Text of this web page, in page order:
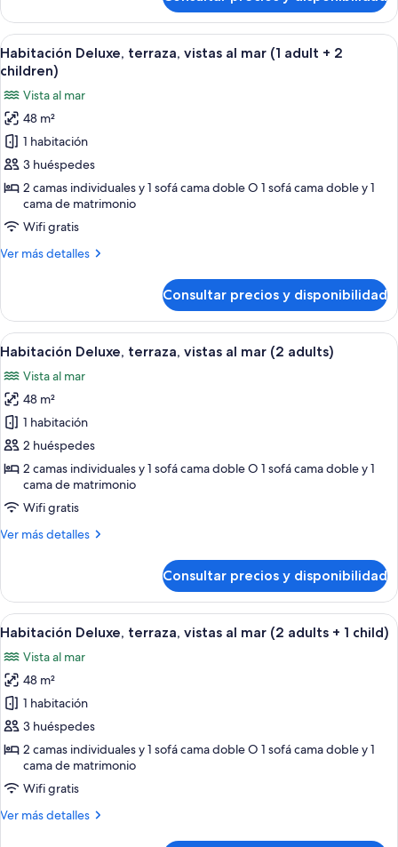
adult
+
1
child)
Deluxe,
terraza,
vistas
al
(1
adult
+
child)
Abrir
todas
fotos
de
Habitación
Deluxe,
terraza,
vistas
al
mar
+
2
children)
Una habitación de hotel con cama,
6
Habitación Deluxe, terraza, vistas al mar (1 adult + 2
children)
Vista al mar
48 m²
1 habitación
3 huéspedes
2 camas individuales y 1 sofá cama doble O 1 sofá cama doble y 1
cama de matrimonio
Wifi gratis
Ver más detalles
Más
Deluxe,
terraza,
vistas
mar
(1
adult
+
2
children)
Consultar precios y disponibilidad
Abrir
todas
las
fotos
de
Habitación
Deluxe,
terraza,
vistas
al
adults)
Una habitación de hotel con cama,
6
Habitación Deluxe, terraza, vistas al mar (2 adults)
Vista al mar
48 m²
1 habitación
2 huéspedes
2 camas individuales y 1 sofá cama doble O 1 sofá cama doble y 1
cama de matrimonio
Wifi gratis
Ver más detalles
Más
Deluxe,
terraza,
vistas
mar
(2
adults)
Consultar precios y disponibilidad
Abrir
todas
las
fotos
de
Habitación
Deluxe,
terraza,
vistas
al
Balcón con una mesa dispuesta
6
Habitación Deluxe, terraza, vistas al mar (2 adults + 1 child)
Vista al mar
48 m²
1 habitación
3 huéspedes
2 camas individuales y 1 sofá cama doble O 1 sofá cama doble y 1
cama de matrimonio
Wifi gratis
Ver más detalles
Más